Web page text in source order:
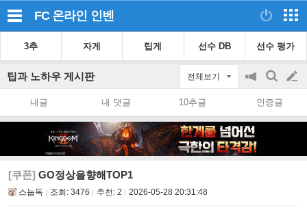
FC 온라인 인벤
3추 자게 팁게 선수 DB 선수 평가
팁과 노하우 게시판 전체보기
공
on/off
검
색
글
쓰
내글 내 댓글 10추글 인증글
[쿠폰] GO정상을향해TOP1
스눕독 조회: 3476 추천: 2 2026-05-28 20:31:48